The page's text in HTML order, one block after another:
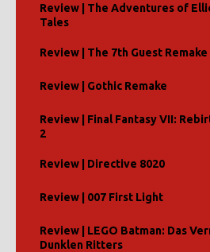
Review | The Adventures of
Tales
Review | The 7th Guest Remake
Review | Gothic Remake
Review | Final Fantasy VII:
2
Review | Directive 8020
Review | 007 First Light
Review | LEGO Batman: Das
Dunklen Ritters